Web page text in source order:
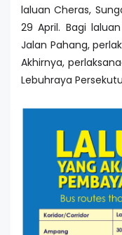
laluan Cheras,
29 April. Bagi
Jalan Pahang,
Akhirnya,
Lebuhraya